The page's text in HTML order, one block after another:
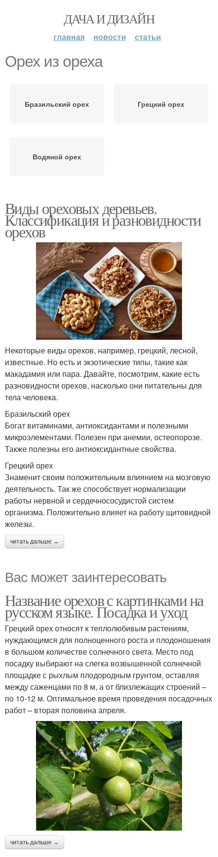
ДАЧА И ДИЗАЙН
главная новости статьи
Орех из ореха
Бразильский орех Грецкий орех
Водяной орех
Виды ореховых деревьев.
Классификация и разновидности
орехов
Некоторые виды орехов, например, грецкий, лесной,
известные. Но есть и экзотические типы, такие как
макадамия или пара. Давайте, посмотрим, какие есть
разновидности орехов, насколько они питательны для
тела человека.
Бразильский орех
Богат витаминами, антиоксидантами и полезными
микроэлементами. Полезен при анемии, остеопорозе.
Также полезны его антиоксидантные свойства.
Грецкий орех
Знаменит своим положительным влиянием на мозговую
деятельность. Так же способствует нормализации
работы нервной и сердечнососудистой систем
организма. Положительно влияет на работу щитовидной
железы.
читать дальше →
Вас может заинтересовать
Название орехов с картинками на
русском языке. Посадка и уход
Грецкий орех относят к теплолюбивым растениям,
нуждающимся для полноценного роста и плодоношения
в большом количестве солнечного света. Место под
посадку выбирают на слегка возвышенной солнечной
площадке с рыхлым плодородным грунтом, оставляя
между саженцами по 8 м, а от близлежащих строений –
по 10-12 м. Оптимальное время проведения посадочных
работ – вторая половина апреля.
читать дальше →